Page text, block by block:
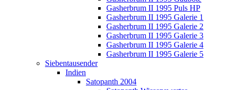
Gasherbrum II 1995 Puls HP
Gasherbrum II 1995 Galerie 1
Gasherbrum II 1995 Galerie 2
Gasherbrum II 1995 Galerie 3
Gasherbrum II 1995 Galerie 4
Gasherbrum II 1995 Galerie 5
Siebentausender
Indien
Satopanth 2004